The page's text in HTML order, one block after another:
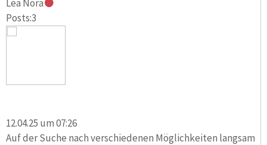
Lea Nora
Posts:3
12.04.25 um 07:26
Auf der Suche nach verschiedenen Möglichkeiten langsam